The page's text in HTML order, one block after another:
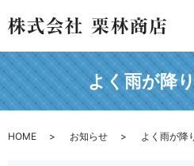
よく雨が降
HOME お知らせ よく雨が降